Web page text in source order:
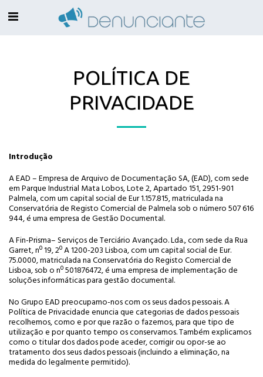
POLÍTICA DE
PRIVACIDADE
Introdução
A EAD – Empresa de Arquivo de Documentação SA, (EAD), com sede
em Parque Industrial Mata Lobos, Lote 2, Apartado 151, 2951-901
Palmela, com um capital social de Eur 1.157.815, matriculada na
Conservatória de Registo Comercial de Palmela sob o número 507 616
944, é uma empresa de Gestão Documental.
A Fin-Prisma– Serviços de Terciário Avançado. Lda., com sede da Rua
Garret, nº 19, 2º A 1200-203 Lisboa, com um capital social de Eur.
75.0000, matriculada na Conservatória do Registo Comercial de
Lisboa, sob o nº 501876472, é uma empresa de implementação de
soluções informáticas para gestão documental.
No Grupo EAD preocupamo-nos com os seus dados pessoais. A
Política de Privacidade enuncia que categorias de dados pessoais
recolhemos, como e por que razão o fazemos, para que tipo de
utilização e por quanto tempo os conservamos. Também explicamos
como o titular dos dados pode aceder, corrigir ou opor-se ao
tratamento dos seus dados pessoais (incluindo a eliminação, na
medida do legalmente permitido).